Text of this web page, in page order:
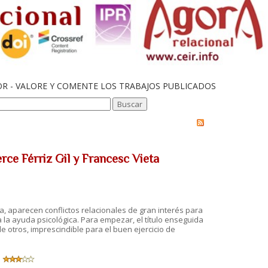
- VALORE Y COMENTE LOS TRABAJOS PUBLICADOS
Férriz Gil y Francesc Vieta
aparecen conflictos relacionales de gran interés para
ayuda psicológica. Para empezar, el título enseguida
otros, imprescindible para el buen ejercicio de